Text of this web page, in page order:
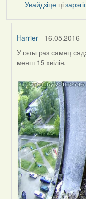
Увайдзіце ці
Harrier - 16.05.2016 -
In
reply
by
Harrier
У гэты раз самец
менш 15 хвілін.